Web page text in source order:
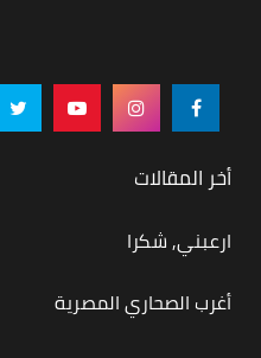
أخر المقالات
ارعبني, شكرا
أغرب الصحاري المصرية